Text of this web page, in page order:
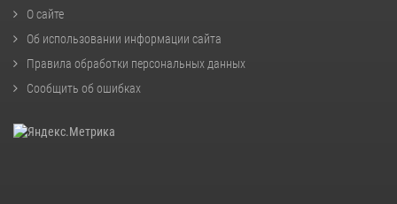
О сайте
Об использовании информации сайта
Правила обработки персональных данных
Сообщить об ошибках